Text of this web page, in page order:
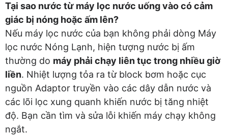
Tại sao nước từ máy lọc nước uống vào có cảm
giác bị nóng hoặc ấm lên?
Nếu máy lọc nước của bạn không phải dòng Máy
lọc nước Nóng Lạnh, hiện tượng nước bị ấm
thường do máy phải chạy liên tục trong nhiều giờ
liền. Nhiệt lượng tỏa ra từ block bơm hoặc cục
nguồn Adaptor truyền vào các dây dẫn nước và
các lõi lọc xung quanh khiến nước bị tăng nhiệt
độ. Bạn cần tìm và sửa lỗi khiến máy chạy không
ngắt.